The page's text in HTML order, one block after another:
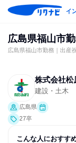
イ
広島県福山市
広島県福山市勤務｜出産
株式会社松
建設・土木
広島県
27卒
こんな人におすす